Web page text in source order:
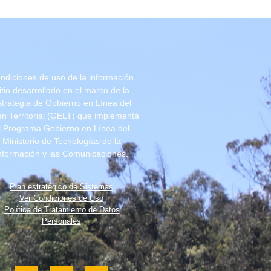
de uso de la información
desarrollado en el marco de la
de Gobierno en Línea del
Territorial (GELT) que implementa
Programa Gobierno en Línea del
Ministerio de Tecnologías de la
y las Comunicaciones.
Plan estratégico de Sistemas
Ver Condiciones de Uso
Política de Tratamiento de Datos
Personales